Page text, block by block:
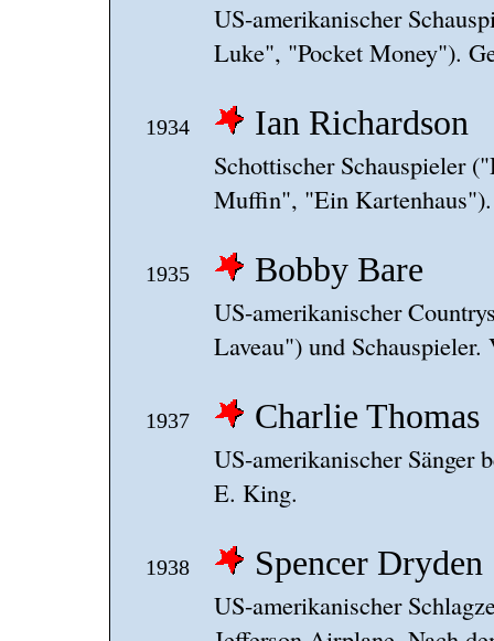
US-amerikanischer
Luke", "Pocket Money").
1934 Ian Richardson
Schottischer Schauspieler
Muffin", "Ein
1935 Bobby Bare
US-amerikanischer
Laveau") und
1937 Charlie Thomas
US-amerikanischer Sänger
E. King.
1938 Spencer Dryden
US-amerikanischer